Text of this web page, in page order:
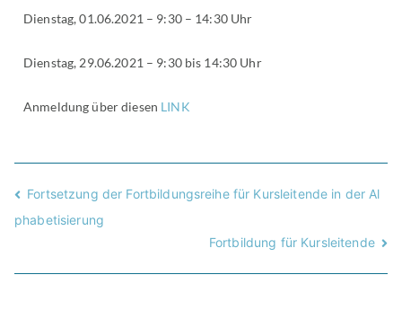
Dienstag, 01.06.2021 – 9:30 – 14:30 Uhr
Dienstag, 29.06.2021 – 9:30 bis 14:30 Uhr
Anmeldung über diesen LINK
Fortsetzung der Fortbildungsreihe für Kursleitende in der Al
phabetisierung
Fortbildung für Kursleitende